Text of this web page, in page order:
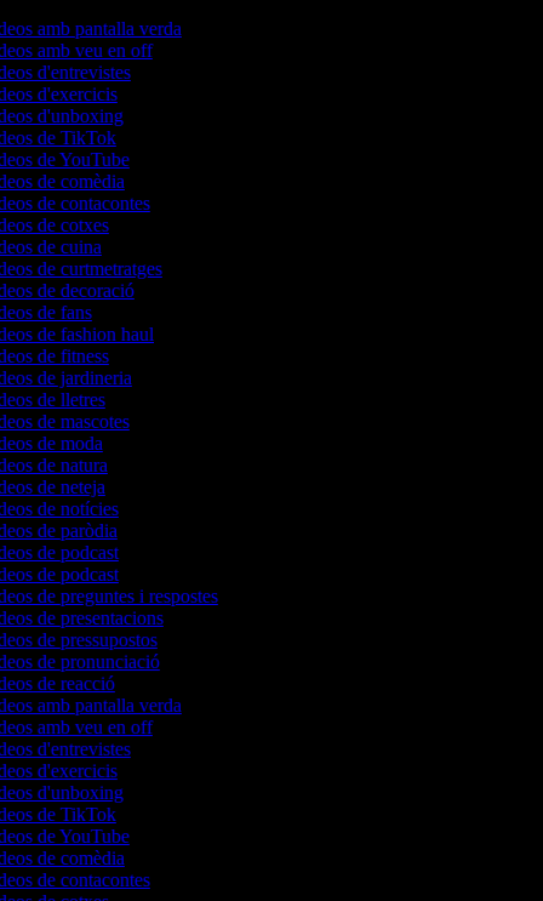
amb pantalla verda
amb veu en off
d'entrevistes
d'exercicis
d'unboxing
de TikTok
de YouTube
de comèdia
de contacontes
de cotxes
de cuina
de curtmetratges
de decoració
de fans
de fashion haul
de fitness
de jardineria
de lletres
de mascotes
de moda
de natura
de neteja
de notícies
de paròdia
de podcast
de podcast
de preguntes i respostes
de presentacions
de pressupostos
de pronunciació
de reacció
amb pantalla verda
amb veu en off
d'entrevistes
d'exercicis
d'unboxing
de TikTok
de YouTube
de comèdia
de contacontes